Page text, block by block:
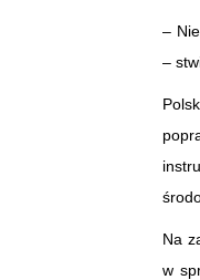
–
–
Na
w